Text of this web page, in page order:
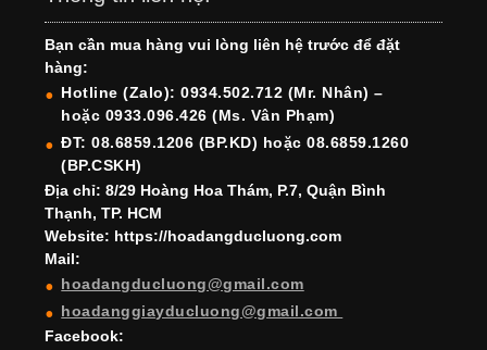
e
b
o
o
k
gr
a
m
e
st
e
dI
n
er T
u
b
e
T
u
b
e
h
Bạn cần mua hàng vui lòng liên hệ trước để đặt
hàng:
Hotline (Zalo): 0934.502.712 (Mr. Nhân) –
hoặc 0933.096.426 (Ms. Vân Phạm)
ĐT: 08.6859.1206 (BP.KD) hoặc 08.6859.1260
(BP.CSKH)
Địa chỉ: 8/29 Hoàng Hoa Thám, P.7, Quận Bình
Thạnh, TP. HCM
Website: https://hoadangducluong.com
Mail:
hoadangducluong@gmail.com
hoadanggiayducluong@gmail.com
Facebook: